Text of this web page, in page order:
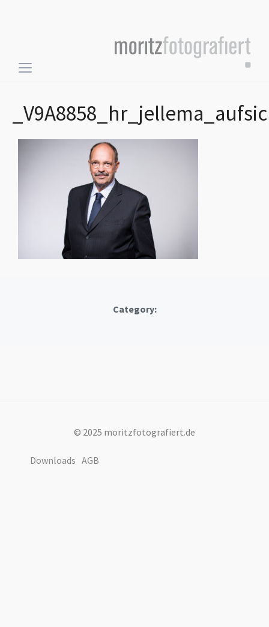
Toggle
navigation
Category:
© 2025 moritzfotografiert.de
Downloads AGB